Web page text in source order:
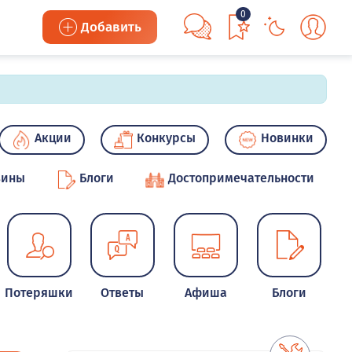
Добавить
0
Акции Конкурсы Новинки
Блоги Достопримечательности
Потеряшки Ответы Афиша Блоги